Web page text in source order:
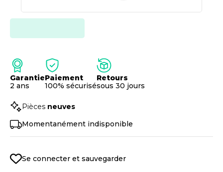
Garantie
2 ans
Paiement
100% sécurisé
Retours
sous 30 jours
Pièces neuves
Momentanément indisponible
Se connecter et sauvegarder